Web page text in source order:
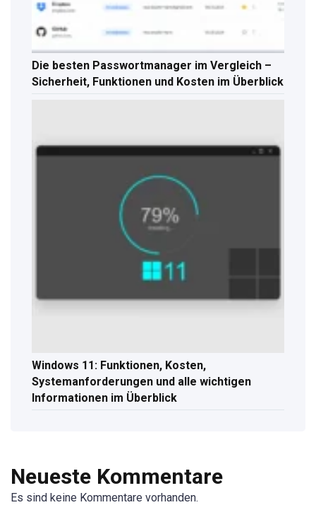
Die besten Passwortmanager im Vergleich –
Sicherheit, Funktionen und Kosten im Überblick
Windows 11: Funktionen, Kosten,
Systemanforderungen und alle wichtigen
Informationen im Überblick
Neueste Kommentare
Es sind keine Kommentare vorhanden.